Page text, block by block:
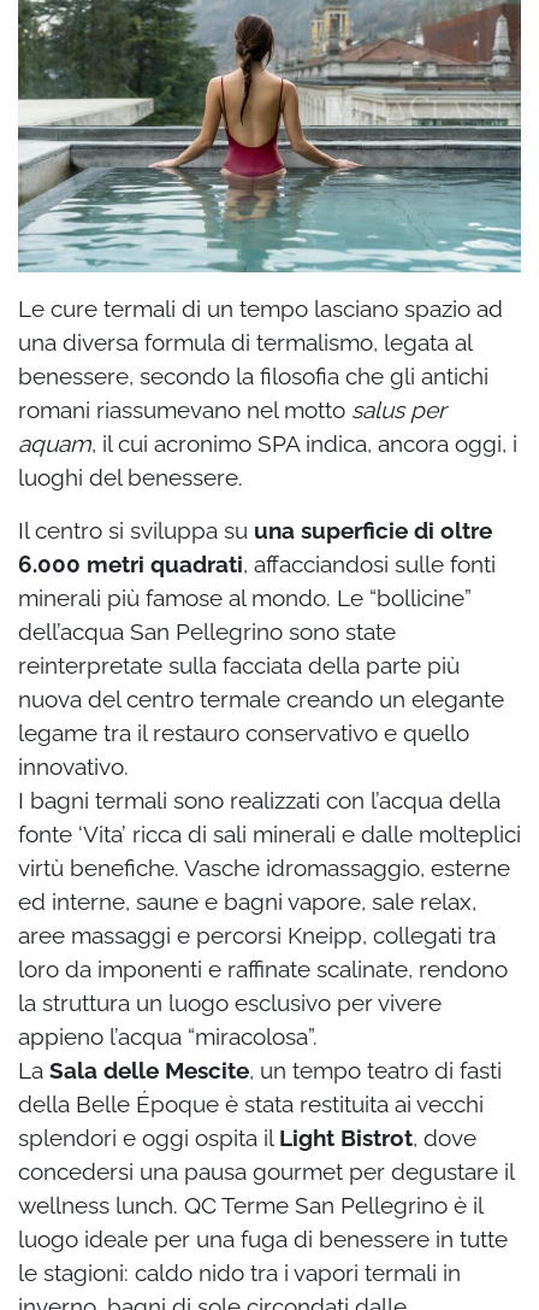
Le cure termali di un tempo lasciano spazio ad
una diversa formula di termalismo, legata al
benessere, secondo la filosofia che gli antichi
romani riassumevano nel motto salus per
aquam, il cui acronimo SPA indica, ancora oggi, i
luoghi del benessere.
Il centro si sviluppa su una superficie di oltre
6.000 metri quadrati, affacciandosi sulle fonti
minerali più famose al mondo. Le “bollicine”
dell’acqua San Pellegrino sono state
reinterpretate sulla facciata della parte più
nuova del centro termale creando un elegante
legame tra il restauro conservativo e quello
innovativo.
I bagni termali sono realizzati con l’acqua della
fonte ‘Vita’ ricca di sali minerali e dalle molteplici
virtù benefiche. Vasche idromassaggio, esterne
ed interne, saune e bagni vapore, sale relax,
aree massaggi e percorsi Kneipp, collegati tra
loro da imponenti e raffinate scalinate, rendono
la struttura un luogo esclusivo per vivere
appieno l’acqua “miracolosa”.
La Sala delle Mescite, un tempo teatro di fasti
della Belle Époque è stata restituita ai vecchi
splendori e oggi ospita il Light Bistrot, dove
concedersi una pausa gourmet per degustare il
wellness lunch. QC Terme San Pellegrino è il
luogo ideale per una fuga di benessere in tutte
le stagioni: caldo nido tra i vapori termali in